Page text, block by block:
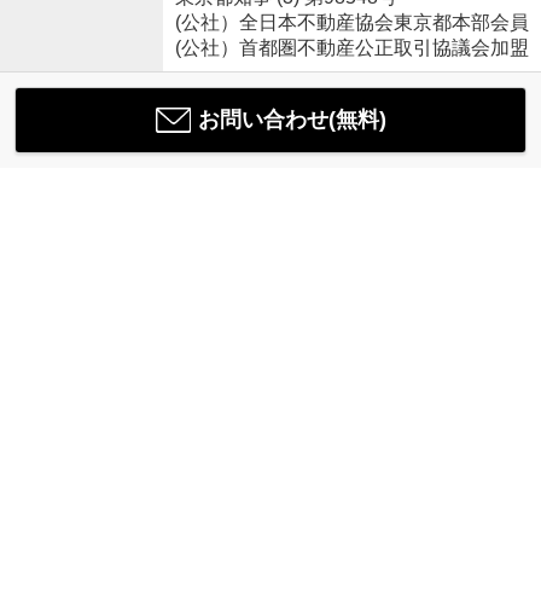
(公社）全日本不動産協会東京都本部会員
(公社）首都圏不動産公正取引協議会加盟
お問い合わせ(無料)